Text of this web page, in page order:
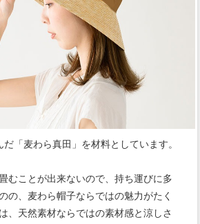
「麦わら真田」を材料としています。
むことが出来ないので、持ち運びに多
の、麦わら帽子ならではの魅力がたく
、天然素材ならではの素材感と涼しさ